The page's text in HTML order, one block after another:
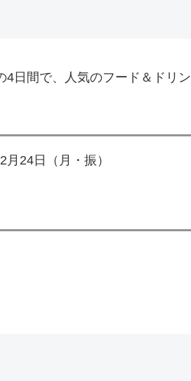
日間で、人気のフード＆ドリン
24日（月・振）